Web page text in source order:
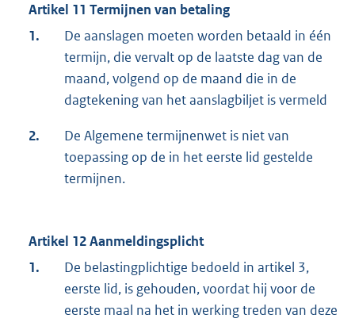
Artikel 11 Termijnen van betaling
1.
De aanslagen moeten worden betaald in één
termijn, die vervalt op de laatste dag van de
maand, volgend op de maand die in de
dagtekening van het aanslagbiljet is vermeld
2.
De Algemene termijnenwet is niet van
toepassing op de in het eerste lid gestelde
termijnen.
Artikel 12 Aanmeldingsplicht
1.
De belastingplichtige bedoeld in artikel 3,
eerste lid, is gehouden, voordat hij voor de
eerste maal na het in werking treden van deze